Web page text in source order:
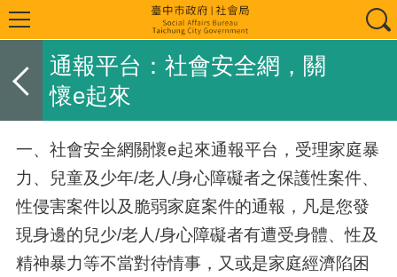
通報平台：社會安全網，關
懷e起來
一、社會安全網關懷e起來通報平台，受理家庭暴
力、兒童及少年/老人/身心障礙者之保護性案件、
性侵害案件以及脆弱家庭案件的通報，凡是您發
現身邊的兒少/老人/身心障礙者有遭受身體、性及
精神暴力等不當對待情事，又或是家庭經濟陷困